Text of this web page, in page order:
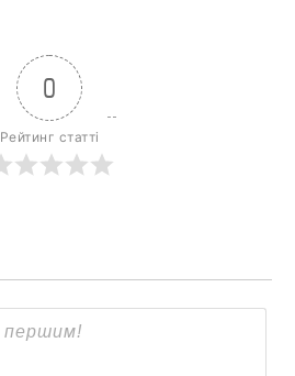
0
Рейтинг статті